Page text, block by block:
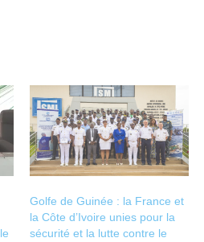
Golfe de Guinée : la France et
la Côte d’Ivoire unies pour la
sécurité et la lutte contre le